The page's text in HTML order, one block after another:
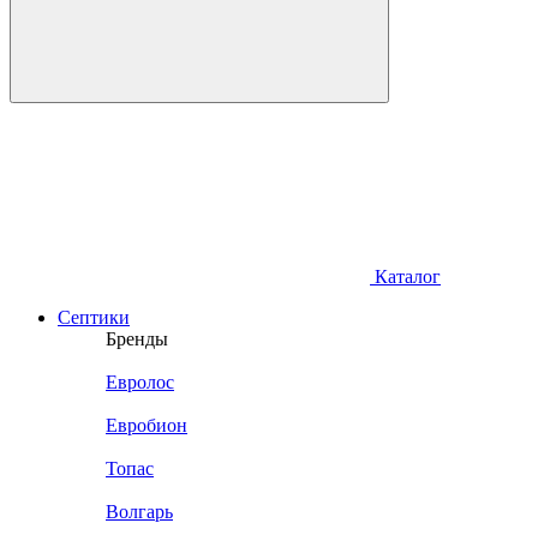
Каталог
Септики
Бренды
Евролос
Евробион
Топас
Волгарь